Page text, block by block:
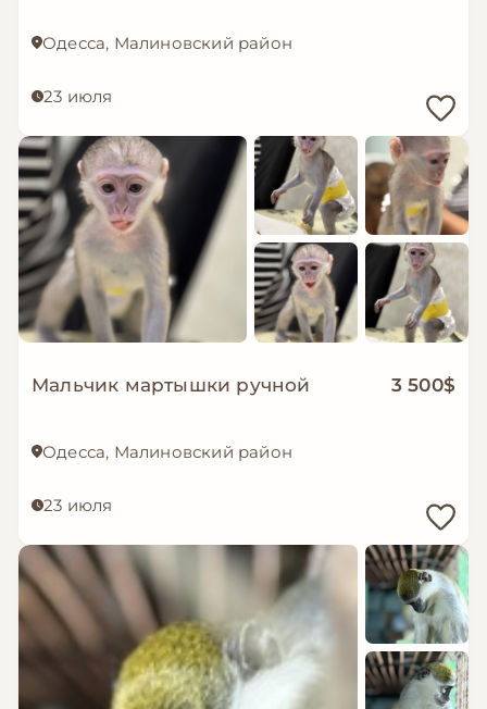
Одесса, Малиновский район
23 июля
Мальчик мартышки ручной 3 500$
Одесса, Малиновский район
23 июля